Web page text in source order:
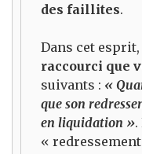
des faillites.
Dans cet esprit,
raccourci que
suivants : «
que son
en liquidation ».
«